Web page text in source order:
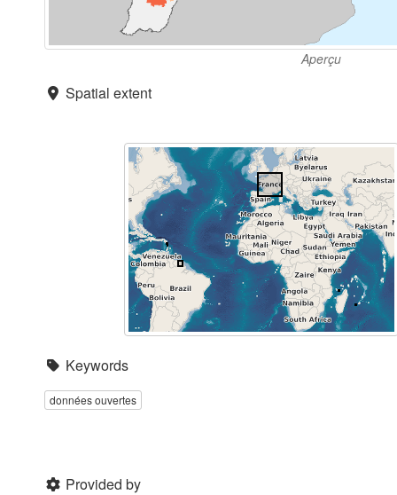
Aperçu
Spatial extent
Keywords
données ouvertes
Provided by